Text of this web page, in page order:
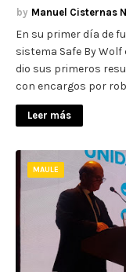
Manuel Cisternas
En su primer día de
sistema Safe By Wolf
dio sus primeros
con encargos por
Leer más
MAULE